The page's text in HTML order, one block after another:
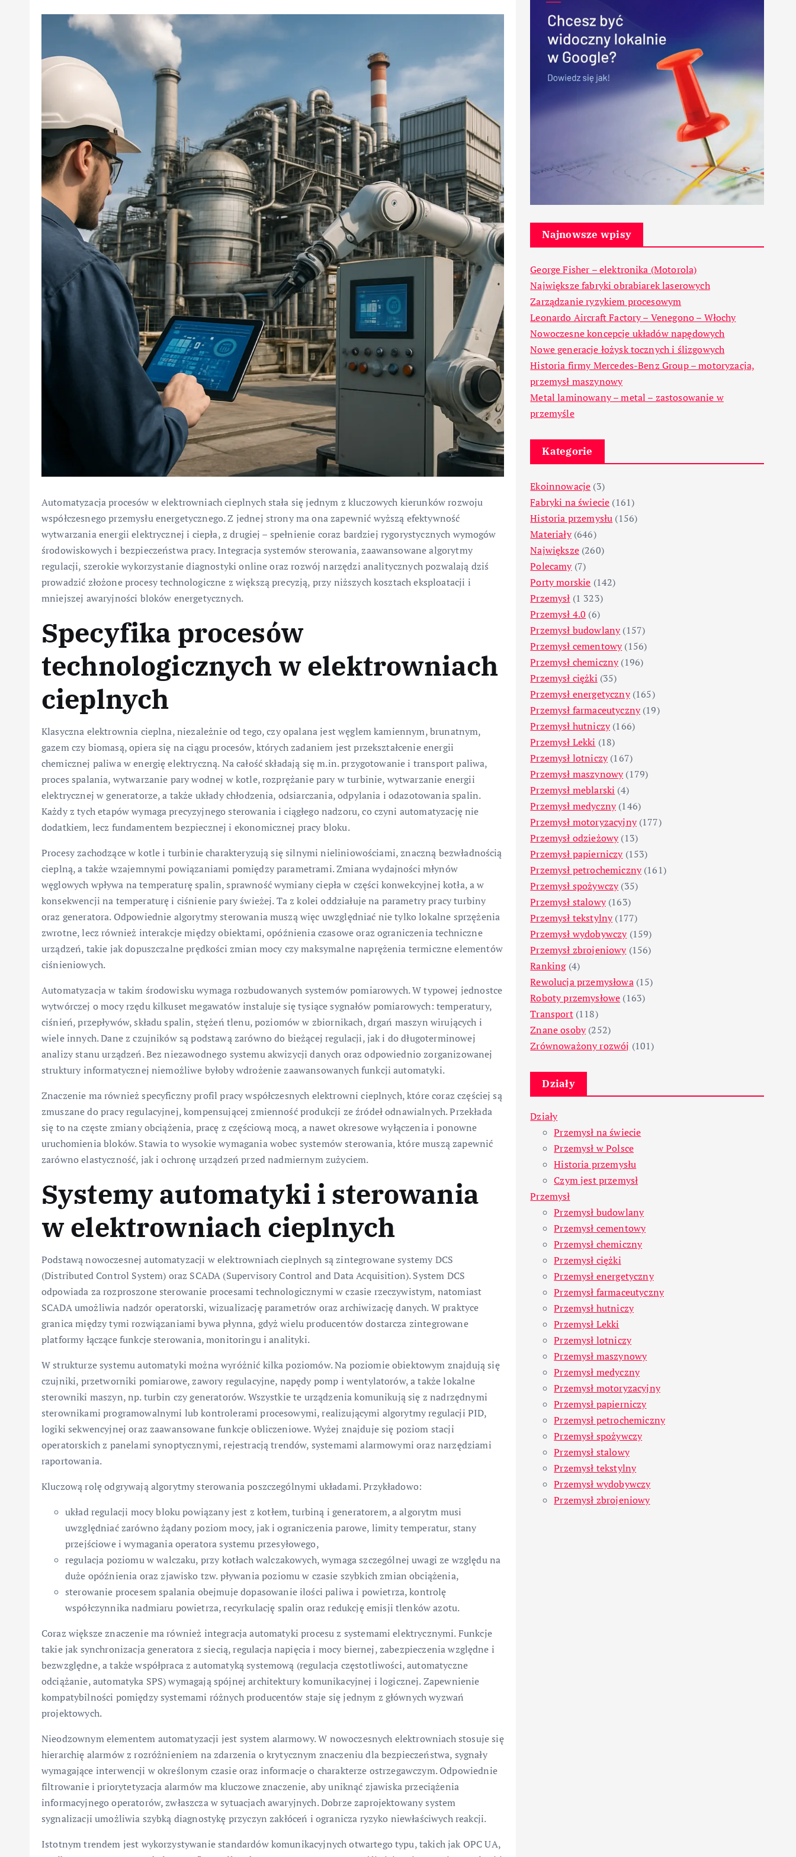
Automatyzacja procesów w elektrowniach cieplnych stała się jednym z kluczowych kierunków rozwoju
współczesnego przemysłu energetycznego. Z jednej strony ma ona zapewnić wyższą efektywność
wytwarzania energii elektrycznej i ciepła, z drugiej – spełnienie coraz bardziej rygorystycznych wymogów
środowiskowych i bezpieczeństwa pracy. Integracja systemów sterowania, zaawansowane algorytmy
regulacji, szerokie wykorzystanie diagnostyki online oraz rozwój narzędzi analitycznych pozwalają dziś
prowadzić złożone procesy technologiczne z większą precyzją, przy niższych kosztach eksploatacji i
mniejszej awaryjności bloków energetycznych.
Specyfika procesów
technologicznych w elektrowniach
cieplnych
Klasyczna elektrownia cieplna, niezależnie od tego, czy opalana jest węglem kamiennym, brunatnym,
gazem czy biomasą, opiera się na ciągu procesów, których zadaniem jest przekształcenie energii
chemicznej paliwa w energię elektryczną. Na całość składają się m.in. przygotowanie i transport paliwa,
proces spalania, wytwarzanie pary wodnej w kotle, rozprężanie pary w turbinie, wytwarzanie energii
elektrycznej w generatorze, a także układy chłodzenia, odsiarczania, odpylania i odazotowania spalin.
Każdy z tych etapów wymaga precyzyjnego sterowania i ciągłego nadzoru, co czyni automatyzację nie
dodatkiem, lecz fundamentem bezpiecznej i ekonomicznej pracy bloku.
Procesy zachodzące w kotle i turbinie charakteryzują się silnymi nieliniowościami, znaczną bezwładnością
cieplną, a także wzajemnymi powiązaniami pomiędzy parametrami. Zmiana wydajności młynów
węglowych wpływa na temperaturę spalin, sprawność wymiany ciepła w części konwekcyjnej kotła, a w
konsekwencji na temperaturę i ciśnienie pary świeżej. Ta z kolei oddziałuje na parametry pracy turbiny
oraz generatora. Odpowiednie algorytmy sterowania muszą więc uwzględniać nie tylko lokalne sprzężenia
zwrotne, lecz również interakcje między obiektami, opóźnienia czasowe oraz ograniczenia techniczne
urządzeń, takie jak dopuszczalne prędkości zmian mocy czy maksymalne naprężenia termiczne elementów
ciśnieniowych.
Automatyzacja w takim środowisku wymaga rozbudowanych systemów pomiarowych. W typowej jednostce
wytwórczej o mocy rzędu kilkuset megawatów instaluje się tysiące sygnałów pomiarowych: temperatury,
ciśnień, przepływów, składu spalin, stężeń tlenu, poziomów w zbiornikach, drgań maszyn wirujących i
wiele innych. Dane z czujników są podstawą zarówno do bieżącej regulacji, jak i do długoterminowej
analizy stanu urządzeń. Bez niezawodnego systemu akwizycji danych oraz odpowiednio zorganizowanej
struktury informatycznej niemożliwe byłoby wdrożenie zaawansowanych funkcji automatyki.
Znaczenie ma również specyficzny profil pracy współczesnych elektrowni cieplnych, które coraz częściej są
zmuszane do pracy regulacyjnej, kompensującej zmienność produkcji ze źródeł odnawialnych. Przekłada
się to na częste zmiany obciążenia, pracę z częściową mocą, a nawet okresowe wyłączenia i ponowne
uruchomienia bloków. Stawia to wysokie wymagania wobec systemów sterowania, które muszą zapewnić
zarówno elastyczność, jak i ochronę urządzeń przed nadmiernym zużyciem.
Systemy automatyki i sterowania
w elektrowniach cieplnych
Podstawą nowoczesnej automatyzacji w elektrowniach cieplnych są zintegrowane systemy DCS
(Distributed Control System) oraz SCADA (Supervisory Control and Data Acquisition). System DCS
odpowiada za rozproszone sterowanie procesami technologicznymi w czasie rzeczywistym, natomiast
SCADA umożliwia nadzór operatorski, wizualizację parametrów oraz archiwizację danych. W praktyce
granica między tymi rozwiązaniami bywa płynna, gdyż wielu producentów dostarcza zintegrowane
platformy łączące funkcje sterowania, monitoringu i analityki.
W strukturze systemu automatyki można wyróżnić kilka poziomów. Na poziomie obiektowym znajdują się
czujniki, przetworniki pomiarowe, zawory regulacyjne, napędy pomp i wentylatorów, a także lokalne
sterowniki maszyn, np. turbin czy generatorów. Wszystkie te urządzenia komunikują się z nadrzędnymi
sterownikami programowalnymi lub kontrolerami procesowymi, realizującymi algorytmy regulacji PID,
logiki sekwencyjnej oraz zaawansowane funkcje obliczeniowe. Wyżej znajduje się poziom stacji
operatorskich z panelami synoptycznymi, rejestracją trendów, systemami alarmowymi oraz narzędziami
raportowania.
Kluczową rolę odgrywają algorytmy sterowania poszczególnymi układami. Przykładowo:
układ regulacji mocy bloku powiązany jest z kotłem, turbiną i generatorem, a algorytm musi
uwzględniać zarówno żądany poziom mocy, jak i ograniczenia parowe, limity temperatur, stany
przejściowe i wymagania operatora systemu przesyłowego,
regulacja poziomu w walczaku, przy kotłach walczakowych, wymaga szczególnej uwagi ze względu na
duże opóźnienia oraz zjawisko tzw. pływania poziomu w czasie szybkich zmian obciążenia,
sterowanie procesem spalania obejmuje dopasowanie ilości paliwa i powietrza, kontrolę
współczynnika nadmiaru powietrza, recyrkulację spalin oraz redukcję emisji tlenków azotu.
Coraz większe znaczenie ma również integracja automatyki procesu z systemami elektrycznymi. Funkcje
takie jak synchronizacja generatora z siecią, regulacja napięcia i mocy biernej, zabezpieczenia względne i
bezwzględne, a także współpraca z automatyką systemową (regulacja częstotliwości, automatyczne
odciążanie, automatyka SPS) wymagają spójnej architektury komunikacyjnej i logicznej. Zapewnienie
kompatybilności pomiędzy systemami różnych producentów staje się jednym z głównych wyzwań
projektowych.
Nieodzownym elementem automatyzacji jest system alarmowy. W nowoczesnych elektrowniach stosuje się
hierarchię alarmów z rozróżnieniem na zdarzenia o krytycznym znaczeniu dla bezpieczeństwa, sygnały
wymagające interwencji w określonym czasie oraz informacje o charakterze ostrzegawczym. Odpowiednie
filtrowanie i priorytetyzacja alarmów ma kluczowe znaczenie, aby uniknąć zjawiska przeciążenia
informacyjnego operatorów, zwłaszcza w sytuacjach awaryjnych. Dobrze zaprojektowany system
sygnalizacji umożliwia szybką diagnostykę przyczyn zakłóceń i ogranicza ryzyko niewłaściwych reakcji.
Istotnym trendem jest wykorzystywanie standardów komunikacyjnych otwartego typu, takich jak OPC UA,
Najnowsze wpisy
George Fisher – elektronika (Motorola)
Największe fabryki obrabiarek laserowych
Zarządzanie ryzykiem procesowym
Leonardo Aircraft Factory – Venegono – Włochy
Nowoczesne koncepcje układów napędowych
Nowe generacje łożysk tocznych i ślizgowych
Historia firmy Mercedes-Benz Group – motoryzacja,
przemysł maszynowy
Metal laminowany – metal – zastosowanie w
przemyśle
Kategorie
Ekoinnowacje (3)
Fabryki na świecie (161)
Historia przemysłu (156)
Materiały(646)
Największe(260)
Polecamy(7)
Porty morskie (142)
Przemysł (1 323)
Przemysł 4.0 (6)
Przemysł budowlany(157)
Przemysł cementowy(156)
Przemysł chemiczny(196)
Przemysł ciężki (35)
Przemysł energetyczny(165)
Przemysł farmaceutyczny(19)
Przemysł hutniczy(166)
Przemysł Lekki (18)
Przemysł lotniczy(167)
Przemysł maszynowy(179)
Przemysł meblarski (4)
Przemysł medyczny(146)
Przemysł motoryzacyjny(177)
Przemysł odzieżowy(13)
Przemysł papierniczy(153)
Przemysł petrochemiczny(161)
Przemysł spożywczy(35)
Przemysł stalowy(163)
Przemysł tekstylny(177)
Przemysł wydobywczy(159)
Przemysł zbrojeniowy(156)
Ranking(4)
Rewolucja przemysłowa(15)
Roboty przemysłowe (163)
Transport(118)
Znane osoby(252)
Zrównoważony rozwój (101)
Działy
Działy
Przemysł na świecie
Przemysł w Polsce
Historia przemysłu
Czym jest przemysł
Przemysł
Przemysł budowlany
Przemysł cementowy
Przemysł chemiczny
Przemysł ciężki
Przemysł energetyczny
Przemysł farmaceutyczny
Przemysł hutniczy
Przemysł Lekki
Przemysł lotniczy
Przemysł maszynowy
Przemysł medyczny
Przemysł motoryzacyjny
Przemysł papierniczy
Przemysł petrochemiczny
Przemysł spożywczy
Przemysł stalowy
Przemysł tekstylny
Przemysł wydobywczy
Przemysł zbrojeniowy